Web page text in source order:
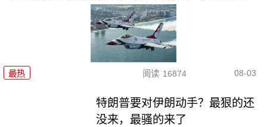
最热 阅读 16874 08-03
特朗普要对伊朗动手？最狠的还
没来，最骚的来了